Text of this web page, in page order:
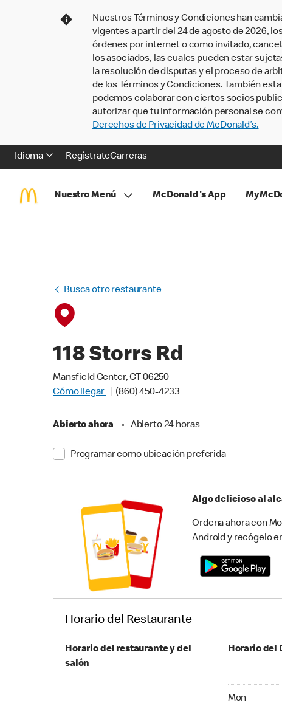
Nuestros Términos y Condiciones han
vigentes a partir del 24 de agosto de 2026,
órdenes por internet o como invitado,
los asociados, las cuales pueden estar
la resolución de disputas y el proceso de
de los Términos y Condiciones. También
podemos colaborar con ciertos socios
autorizar que tu información personal se
Derechos de Privacidad de McDonald’s.
Idioma RegístrateCarreras
Nuestro Menú McDonald's App
Busca otro restaurante
118 Storrs Rd
Mansfield Center, CT 06250
Cómo llegar
(860) 450-4233
Abierto ahora • Abierto 24 horas
Programar como ubicación preferida
Algo delicioso al
Ordena ahora con
Android y recógelo
Horario del Restaurante
Horario del restaurante y del
salón
Horario del
Mon